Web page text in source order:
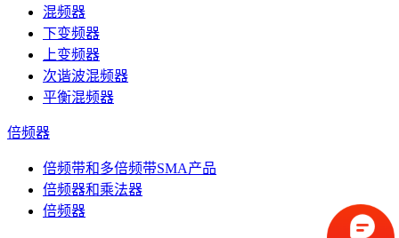
混频器
下变频器
上变频器
次谐波混频器
平衡混频器
倍频器
倍频带和多倍频带SMA产品
倍频器和乘法器
倍频器